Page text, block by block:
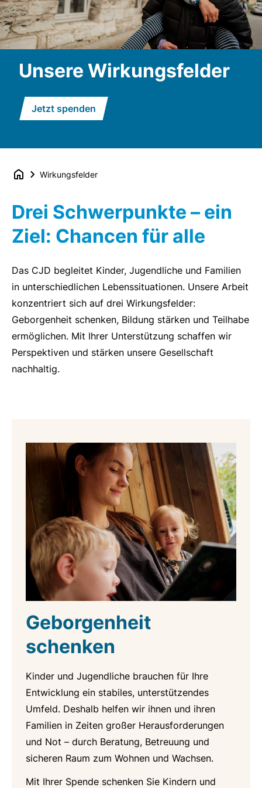
Unsere Wirkungsfelder
Jetzt spenden
Wirkungsfelder
Drei Schwerpunkte – ein
Ziel: Chancen für alle
Das CJD begleitet Kinder, Jugendliche und Familien
in unterschiedlichen Lebenssituationen. Unsere Arbeit
konzentriert sich auf drei Wirkungsfelder:
Geborgenheit schenken, Bildung stärken und Teilhabe
ermöglichen. Mit Ihrer Unterstützung schaffen wir
Perspektiven und stärken unsere Gesellschaft
nachhaltig.
Geborgenheit
schenken
Kinder und Jugendliche brauchen für Ihre
Entwicklung ein stabiles, unterstützendes
Umfeld. Deshalb helfen wir ihnen und ihren
Familien in Zeiten großer Herausforderungen
und Not – durch Beratung, Betreuung und
sicheren Raum zum Wohnen und Wachsen.
Mit Ihrer Spende schenken Sie Kindern und